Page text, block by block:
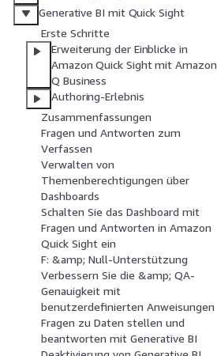
Generative BI mit Quick Sight
Erste Schritte
Erweiterung der Einblicke in
Amazon Quick Sight mit Amazon
Q Business
Authoring-Erlebnis
Zusammenfassungen
Fragen und Antworten zum
Verfassen
Verwalten von
Themenberechtigungen über
Dashboards
Schalten Sie das Dashboard mit
Fragen und Antworten in Amazon
Quick Sight ein
F: &amp; Null-Unterstützung
Verbessern Sie die &amp; QA-
Genauigkeit mit
benutzerdefinierten Anweisungen
Fragen zu Daten stellen und
beantworten mit Generative BI